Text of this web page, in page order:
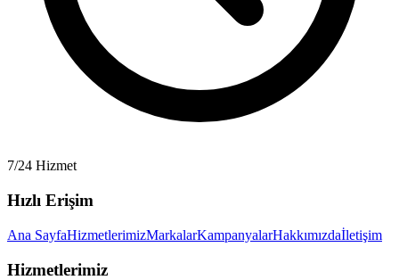
7/24 Hizmet
Hızlı Erişim
Ana SayfaHizmetlerimizMarkalarKampanyalarHakkımızdaİletişim
Hizmetlerimiz